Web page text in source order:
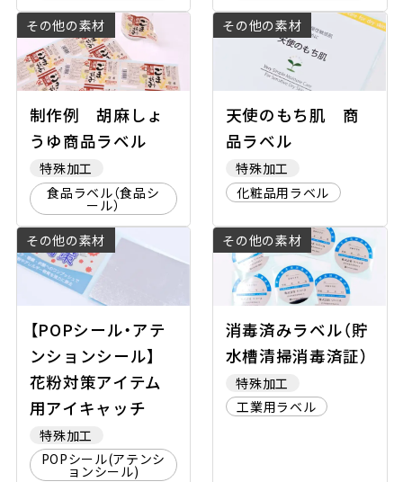
その他の素材
制作例 胡麻しょ
うゆ商品ラベル
特殊加工
食品ラベル（食品シ
ール）
その他の素材
天使のもち肌 商
品ラベル
特殊加工
化粧品用ラベル
その他の素材
【POPシール・アテ
ンションシール】
花粉対策アイテム
用アイキャッチ
特殊加工
POPシール(アテンシ
ョンシール)
その他の素材
消毒済みラベル（貯
水槽清掃消毒済証）
特殊加工
工業用ラベル